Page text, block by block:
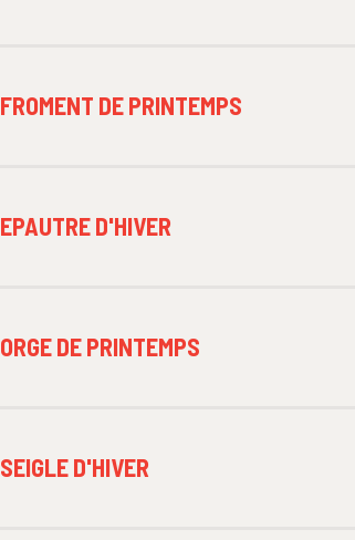
FROMENT DE PRINTEMPS
EPAUTRE D'HIVER
ORGE DE PRINTEMPS
SEIGLE D'HIVER